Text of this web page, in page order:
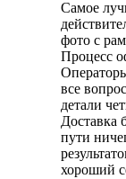
Самое
фото с
Процесс
все
детали
Доставка
пути
хороший